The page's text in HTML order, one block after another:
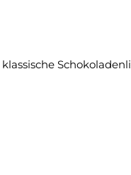
klassische